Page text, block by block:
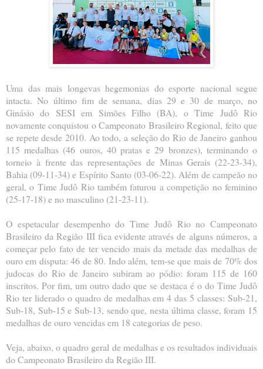
Uma das mais longevas hegemonias do esporte nacional segue
intacta. No último fim de semana, dias 29 e 30 de março, no
Ginásio do SESI em Simões Filho (BA), o Time Judô Rio
novamente conquistou o Campeonato Brasileiro Regional, feito que
se repete desde 2010. Ao todo, a seleção do Rio de Janeiro ganhou
115 medalhas (46 ouros, 40 pratas e 29 bronzes), terminando o
torneio à frente das representações de Minas Gerais (22-23-34),
Bahia (09-11-34) e Espírito Santo (03-06-22). Além de campeão no
geral, o Time Judô Rio também faturou a competição no feminino
(25-17-18) e no masculino (21-23-11).
O espetacular desempenho do Time Judô Rio no Campeonato
Brasileiro da Região III fica evidente através de alguns números, a
começar pelo fato de ter vencido mais da metade das medalhas de
ouro em disputa: 46 de 80. Indo além, tem-se que mais de 70% dos
judocas do Rio de Janeiro subiram ao pódio: foram 115 de 160
inscritos. Por fim, um outro dado que se destaca é o do Time Judô
Rio ter liderado o quadro de medalhas em 4 das 5 classes: Sub-21,
Sub-18, Sub-15 e Sub-13, sendo que, nesta última classe, foram 15
medalhas de ouro vencidas em 18 categorias de peso.
Veja, abaixo, o quadro geral de medalhas e os resultados individuais
do Campeonato Brasileiro da Região III.